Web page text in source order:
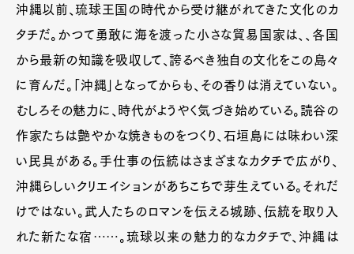
沖縄以前、琉球王国の時代から受け継がれてきた文化のカ
タチだ。かつて勇敢に海を渡った小さな貿易国家は、、各国
から最新の知識を吸収して、誇るべき独自の文化をこの島々
に育んだ。「沖縄」となってからも、その香りは消えていない。
むしろその魅力に、時代がようやく気づき始めている。読谷の
作家たちは艶やかな焼きものをつくり、石垣島には味わい深
い民具がある。手仕事の伝統はさまざまなカタチで広がり、
沖縄らしいクリエイションがあちこちで芽生えている。それだ
けではない。武人たちのロマンを伝える城跡、伝統を取り入
れた新たな宿……。琉球以来の魅力的なカタチで、沖縄は